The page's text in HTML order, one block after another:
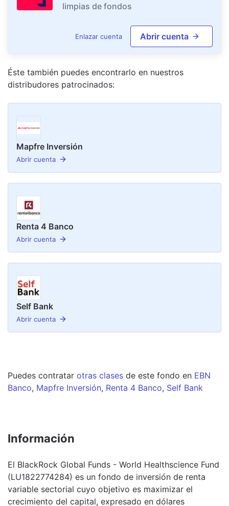
limpias de fondos
Enlazar cuenta Abrir cuenta
Éste también puedes encontrarlo en nuestros
distribudores patrocinados:
Mapfre Inversión
Abrir cuenta
Renta 4 Banco
Abrir cuenta
Self Bank
Abrir cuenta
Puedes contratar otras clases de este fondo en EBN
Banco, Mapfre Inversión, Renta 4 Banco, Self Bank
Información
El BlackRock Global Funds - World Healthscience Fund
(LU1822774284) es un fondo de inversión de renta
variable sectorial cuyo objetivo es maximizar el
crecimiento del capital, expresado en dólares